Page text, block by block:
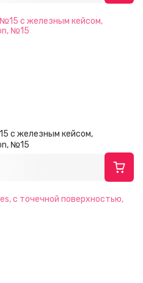
с железным кейсом,
№15